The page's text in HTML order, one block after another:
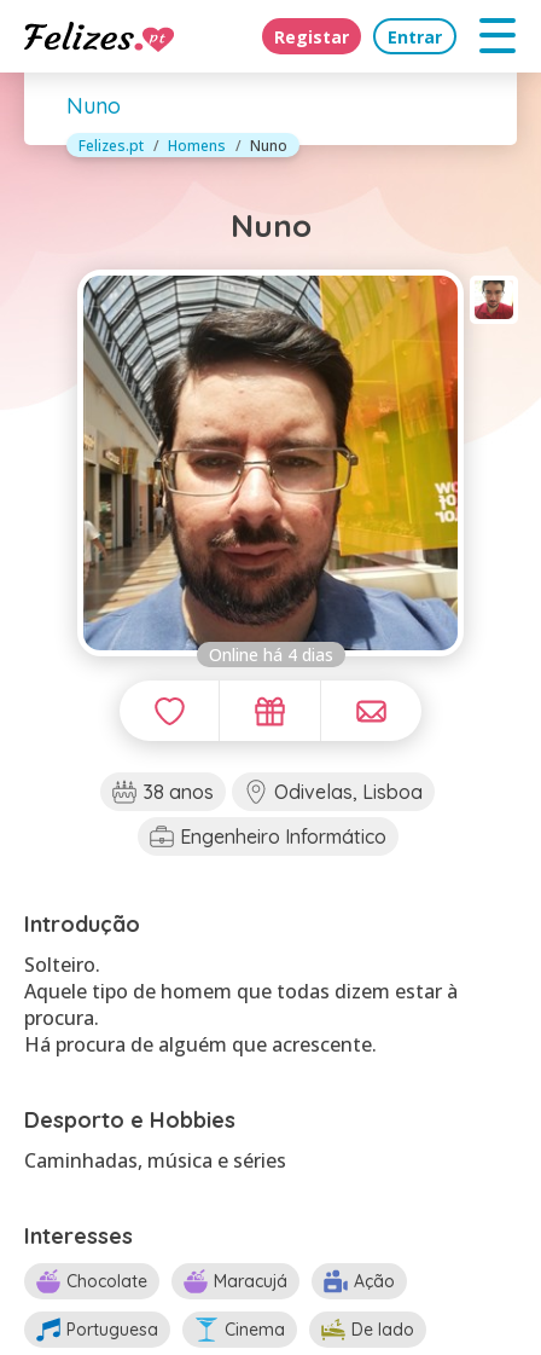
Registar Entrar
Nuno
Felizes.pt Homens Nuno
Nuno
Online há 4 dias
38 anos
Odivelas, Lisboa
Engenheiro Informático
Introdução
Solteiro.
Aquele tipo de homem que todas dizem estar à
procura.
Desporto e Hobbies
Caminhadas, música e séries
Interesses
Chocolate Maracujá Ação
Portuguesa Cinema De lado